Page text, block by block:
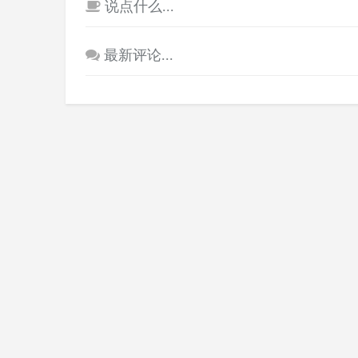
说点什么...
最新评论...